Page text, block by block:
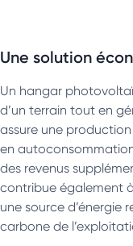
Une solution
Un hangar
d’un terrain tout en
assure une
en
des revenus
contribue également
une source d’énergie
carbone de